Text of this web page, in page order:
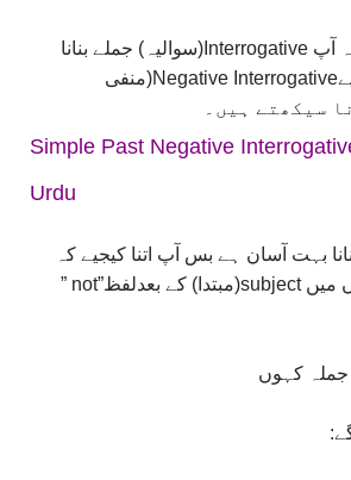
یہ امید کرتے ہوئے کہ آپ Interrogative(سوالیہ) جملے بنانا
سیکھ چکے ہیں. چلیےNegative Interrogative(منفی
سیکھتے ہیں۔
Simple Past Negative
Urdu
بہت آسان ہے بس آپ اتنا کیجیے کہ
Interrogative جملوں میں subject(مبتدا) کے بعدلفظ”not ”
جملہ کہوں